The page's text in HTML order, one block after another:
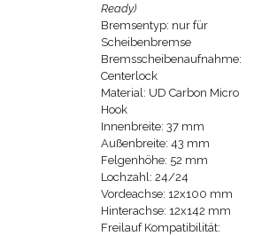
Ready)
Bremsentyp: nur für
Scheibenbremse
Bremsscheibenaufnahme:
Centerlock
Material: UD Carbon Micro
Hook
Innenbreite: 37 mm
Außenbreite: 43 mm
Felgenhöhe: 52 mm
Lochzahl: 24/24
Vordeachse: 12x100 mm
Hinterachse: 12x142 mm
Freilauf Kompatibilität: